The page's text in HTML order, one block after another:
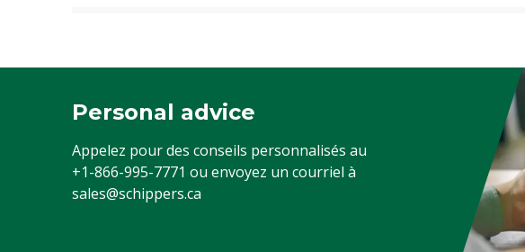
Espèces
Bovins, Porcs, Volailles, Moutons,
Chèvres, Autres
Volume
600 L
Personal advice
Appelez pour des conseils personnalisés au
+1-866-995-7771 ou envoyez un courriel à
sales@schippers.ca